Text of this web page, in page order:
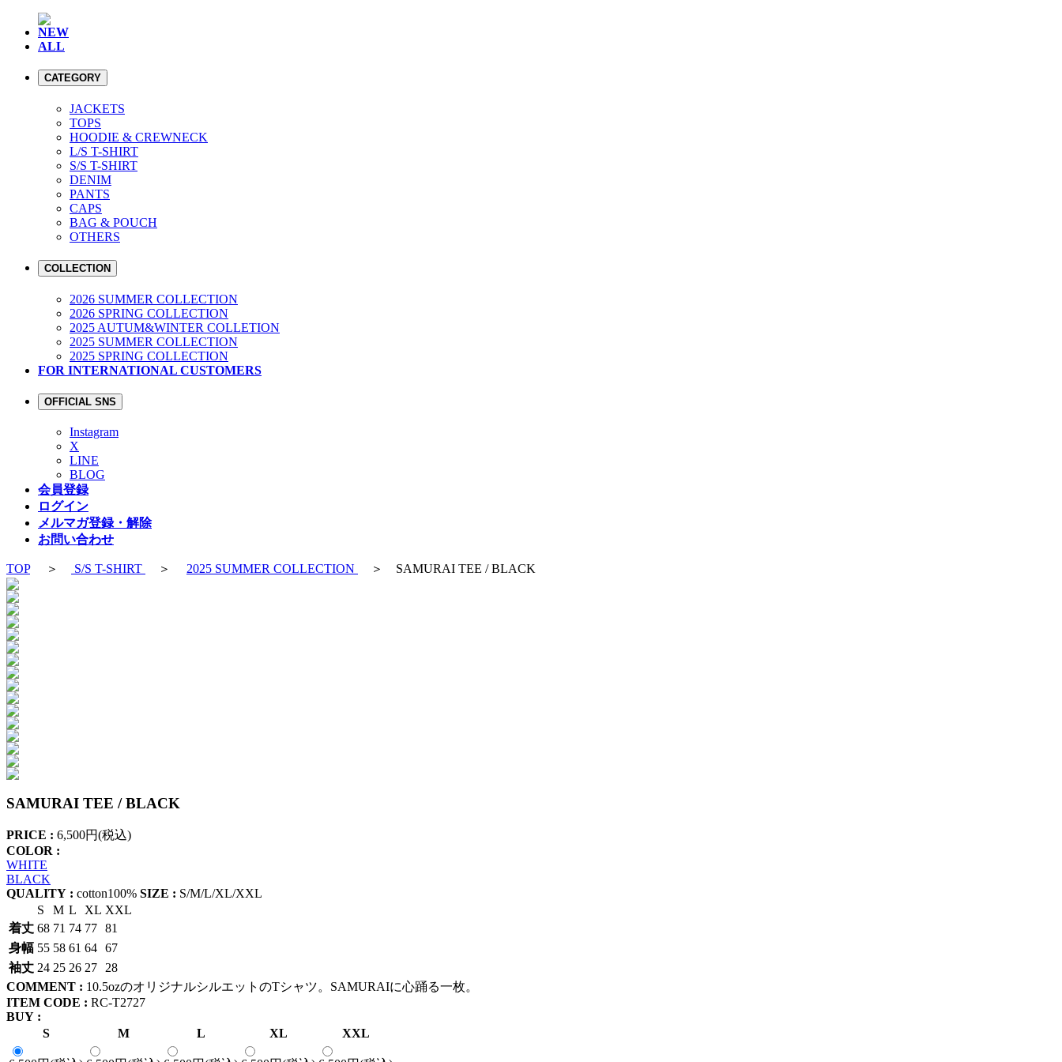
NEW
ALL
CATEGORY
JACKETS
TOPS
HOODIE & CREWNECK
L/S T-SHIRT
S/S T-SHIRT
DENIM
PANTS
CAPS
BAG & POUCH
OTHERS
COLLECTION
2026 SUMMER COLLECTION
2026 SPRING COLLECTION
2025 AUTUM&WINTER COLLETION
2025 SUMMER COLLECTION
2025 SPRING COLLECTION
FOR INTERNATIONAL CUSTOMERS
OFFICIAL SNS
Instagram
X
LINE
BLOG
会員登録
ログイン
メルマガ登録・解除
お問い合わせ
TOP＞ S/S T-SHIRT ＞ 2025 SUMMER COLLECTION ＞ SAMURAI TEE / BLACK
SAMURAI TEE / BLACK
PRICE : 6,500円(税込)
COLOR :
WHITE
BLACK
QUALITY : cotton100% SIZE : S/M/L/XL/XXL
S
M L XL XXL
着丈 68 71 74 77 81
身幅 55 58 61 64 67
袖丈 24 25 26 27
28
COMMENT : 10.5ozのオリジナルシルエットのTシャツ。SAMURAIに心踊る一枚。
ITEM CODE : RC-T2727
BUY :
S
M L XL XXL